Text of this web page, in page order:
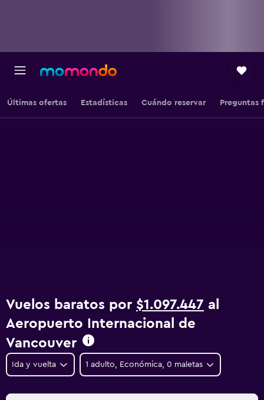
Últimas ofertas Estadísticas Cuándo reservar Preguntas
Vuelos baratos por $1.097.447 al
Aeropuerto Internacional de
Vancouver
Ida y vuelta 1 adulto, Económica, 0 maletas